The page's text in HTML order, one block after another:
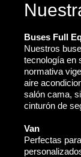
Buses Full
Nuestros
tecnología en
normativa
aire
salón cama,
cinturón de
Van
Perfectas